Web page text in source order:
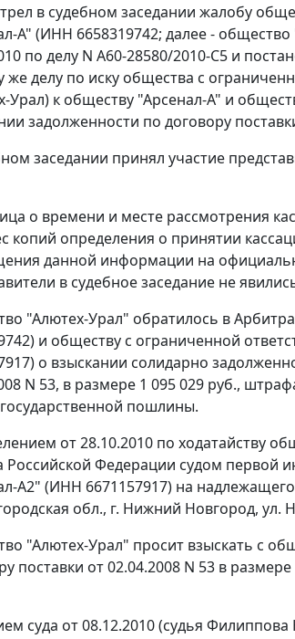
в судебном заседании жалобу
А" (ИНН 6658319742; далее -
по делу N А60-28580/2010-С5 и
же делу по иску общества с
Урал) к обществу "Арсенал-А" и
задолженности по договору
заседании принял участие
о времени и месте рассмотрения
копий определения о принятии
данной информации на
в судебное заседание не
"Алютех-Урал" обратилось в
и обществу с ограниченной
о взыскании солидарно
N 53, в размере 1 095 029 руб.,
пошлины.
от 28.10.2010 по ходатайству
Российской Федерации судом первой
А2" (ИНН 6671157917) на
обл., г. Нижний Новгород, ул.
"Алютех-Урал" просит взыскать с
поставки от 02.04.2008 N 53 в
суда от 08.12.2010 (судья